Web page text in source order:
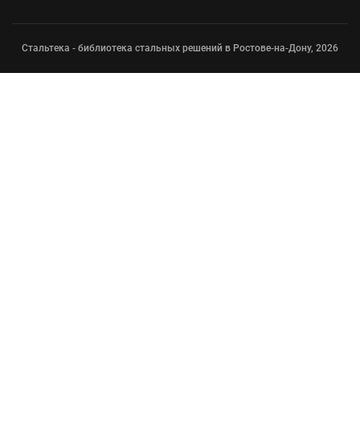
Стальтека - библиотека стальных решений в Ростове-на-Дону, 2026